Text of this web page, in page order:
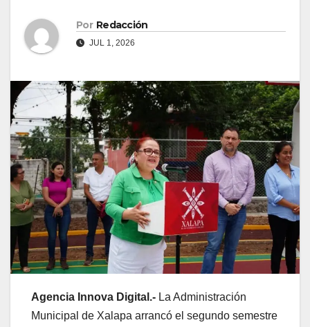
Por Redacción
JUL 1, 2026
Agencia Innova Digital.- La Administración
Municipal de Xalapa arrancó el segundo semestre